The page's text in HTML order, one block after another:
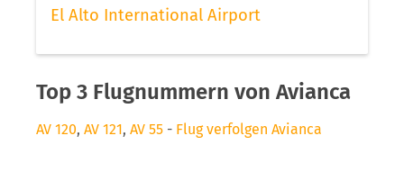
El Alto International Airport
Top 3 Flugnummern von Avianca
AV 120, AV 121, AV 55 - Flug verfolgen Avianca